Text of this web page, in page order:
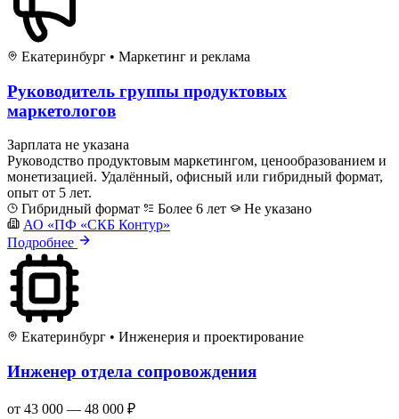
Екатеринбург • Маркетинг и реклама
Руководитель группы продуктовых
маркетологов
Зарплата не указана
Руководство продуктовым маркетингом, ценообразованием и
монетизацией. Удалённый, офисный или гибридный формат,
опыт от 5 лет.
Гибридный формат
Более 6 лет
Не указано
АО «ПФ «СКБ Контур»
Подробнее
Екатеринбург • Инженерия и проектирование
Инженер отдела сопровождения
от 43 000 — 48 000 ₽